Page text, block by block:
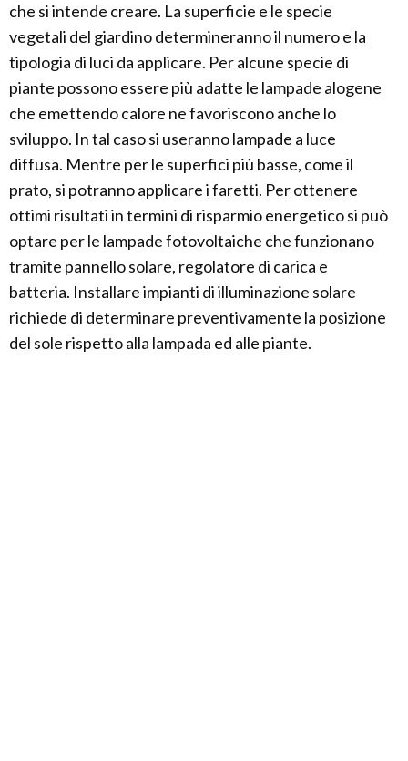
che si intende creare. La superficie e le specie
vegetali del giardino determineranno il numero e la
tipologia di luci da applicare. Per alcune specie di
piante possono essere più adatte le lampade alogene
che emettendo calore ne favoriscono anche lo
sviluppo. In tal caso si useranno lampade a luce
diffusa. Mentre per le superfici più basse, come il
prato, si potranno applicare i faretti. Per ottenere
ottimi risultati in termini di risparmio energetico si può
optare per le lampade fotovoltaiche che funzionano
tramite pannello solare, regolatore di carica e
batteria. Installare impianti di illuminazione solare
richiede di determinare preventivamente la posizione
del sole rispetto alla lampada ed alle piante.